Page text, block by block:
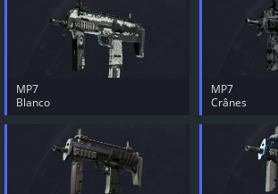
MP7
Blanco
MP7
Crânes